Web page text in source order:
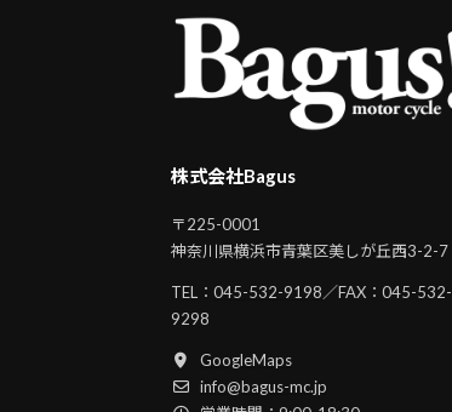
株式会社Bagus
〒225-0001
神奈川県横浜市青葉区美しが丘西3-2-7
TEL： 045-532-9198／FAX：045-532-
9298
GoogleMaps
info@bagus-mc.jp